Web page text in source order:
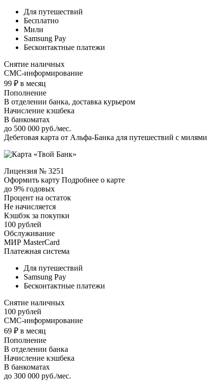
Для путешествий
Бесплатно
Мили
Samsung Pay
Бесконтактные платежи
Снятие наличных
СМС-информирование
99 ₽ в месяц
Пополнение
В отделении банка, доставка курьером
Начисление кэшбека
В банкоматах
до 500 000 руб./мес.
Дебетовая карта от Альфа-Банка для путешествий с милями
Лицензия № 3251
Оформить карту Подробнее о карте
до 9% годовых
Процент на остаток
Не начисляется
Кэшбэк за покупки
100 рублей
Обслуживание
МИР MasterCard
Платежная система
Для путешествий
Samsung Pay
Бесконтактные платежи
Снятие наличных
100 рублей
СМС-информирование
69 ₽ в месяц
Пополнение
В отделении банка
Начисление кэшбека
В банкоматах
до 300 000 руб./мес.